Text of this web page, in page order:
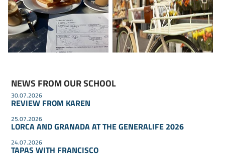
NEWS FROM OUR SCHOOL
30.07.2026
REVIEW FROM KAREN
25.07.2026
LORCA AND GRANADA AT THE GENERALIFE 2026
24.07.2026
TAPAS WITH FRANCISCO